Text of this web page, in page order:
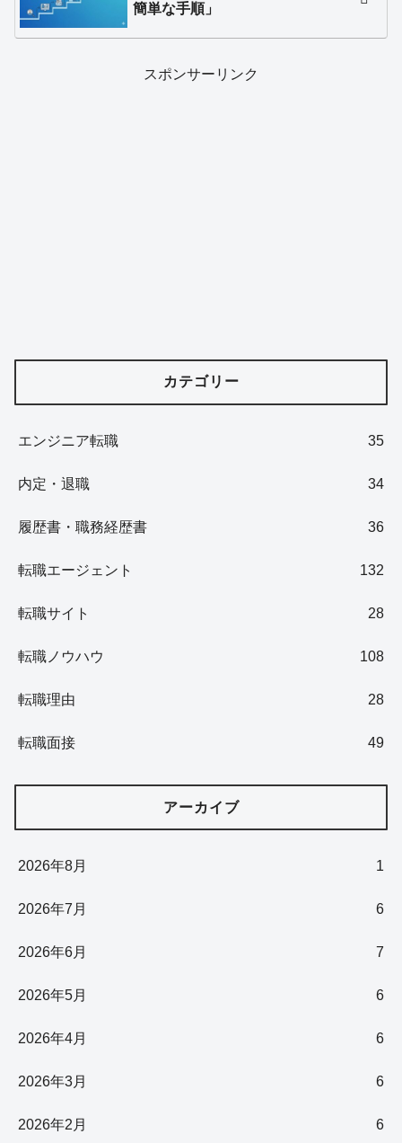
簡単な手順」
スポンサーリンク
カテゴリー
エンジニア転職 35
内定・退職 34
履歴書・職務経歴書 36
転職エージェント 132
転職サイト 28
転職ノウハウ 108
転職理由 28
転職面接 49
アーカイブ
2026年8月 1
2026年7月 6
2026年6月 7
2026年5月 6
2026年4月 6
2026年3月 6
2026年2月 6